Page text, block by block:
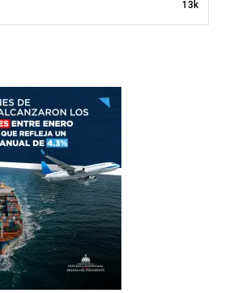
13k